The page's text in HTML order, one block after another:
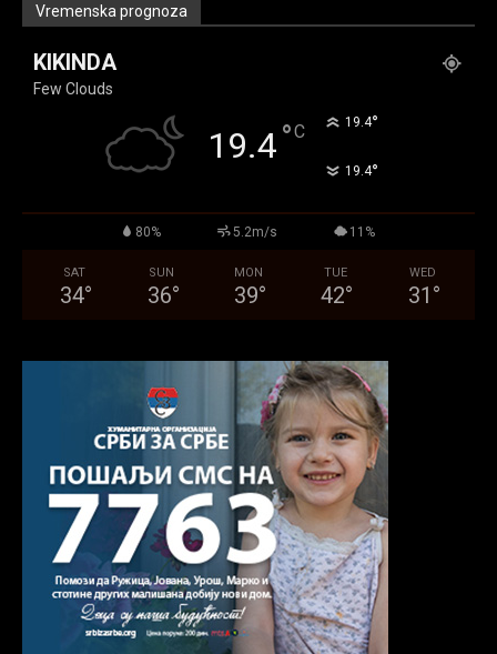
Vremenska prognoza
KIKINDA
Few Clouds
19.4°C 19.4°
19.4°
80% 5.2m/s 11%
SAT
34°
SUN
36°
MON
39°
TUE
42°
WED
31 °